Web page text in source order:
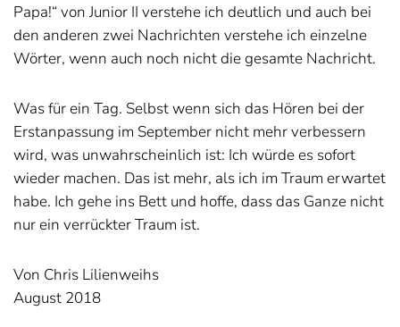
Papa!“ von Junior II verstehe ich deutlich und auch bei
den anderen zwei Nachrichten verstehe ich einzelne
Wörter, wenn auch noch nicht die gesamte Nachricht.
Was für ein Tag. Selbst wenn sich das Hören bei der
Erstanpassung im September nicht mehr verbessern
wird, was unwahrscheinlich ist: Ich würde es sofort
wieder machen. Das ist mehr, als ich im Traum erwartet
habe. Ich gehe ins Bett und hoffe, dass das Ganze nicht
nur ein verrückter Traum ist.
Von Chris Lilienweihs
August 2018